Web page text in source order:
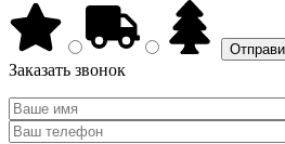
Заказать звонок